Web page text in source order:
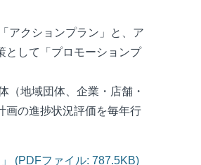
アクションプラン」と、ア
として「プロモーションプ
（地域団体、企業・店舗・
画の進捗状況評価を毎年行
(PDFファイル: 787.5KB)